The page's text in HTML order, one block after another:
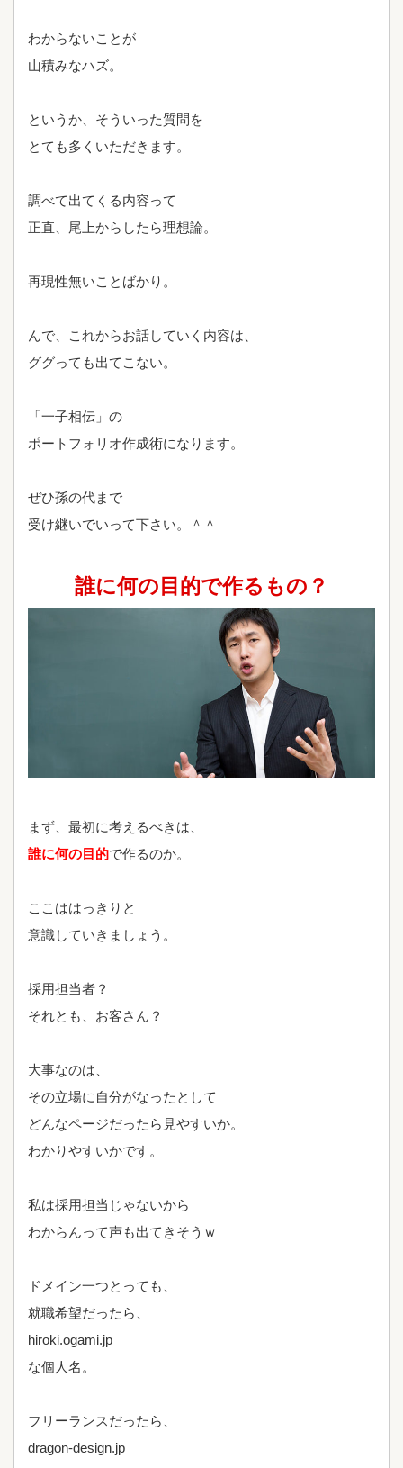
わからないことが
山積みなハズ。
というか、そういった質問を
とても多くいただきます。
調べて出てくる内容って
正直、尾上からしたら理想論。
再現性無いことばかり。
んで、これからお話していく内容は、
ググっても出てこない。
「一子相伝」の
ポートフォリオ作成術になります。
ぜひ孫の代まで
受け継いでいって下さい。＾＾
誰に何の目的で作るもの？
まず、最初に考えるべきは、
誰に何の目的で作るのか。
ここははっきりと
意識していきましょう。
採用担当者？
それとも、お客さん？
大事なのは、
その立場に自分がなったとして
どんなページだったら見やすいか。
わかりやすいかです。
私は採用担当じゃないから
わからんって声も出てきそうｗ
ドメイン一つとっても、
就職希望だったら、
hiroki.ogami.jp
な個人名。
フリーランスだったら、
dragon-design.jp